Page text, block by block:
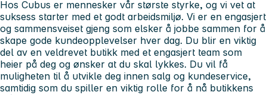
Hos Cubus er mennesker vår største styrke, og vi vet at
suksess starter med et godt arbeidsmiljø. Vi er en engasjert
og sammensveiset gjeng som elsker å jobbe sammen for å
skape gode kundeopplevelser hver dag. Du blir en viktig
del av en veldrevet butikk med et engasjert team som
heier på deg og ønsker at du skal lykkes. Du vil få
muligheten til å utvikle deg innen salg og kundeservice,
samtidig som du spiller en viktig rolle for å nå butikkens